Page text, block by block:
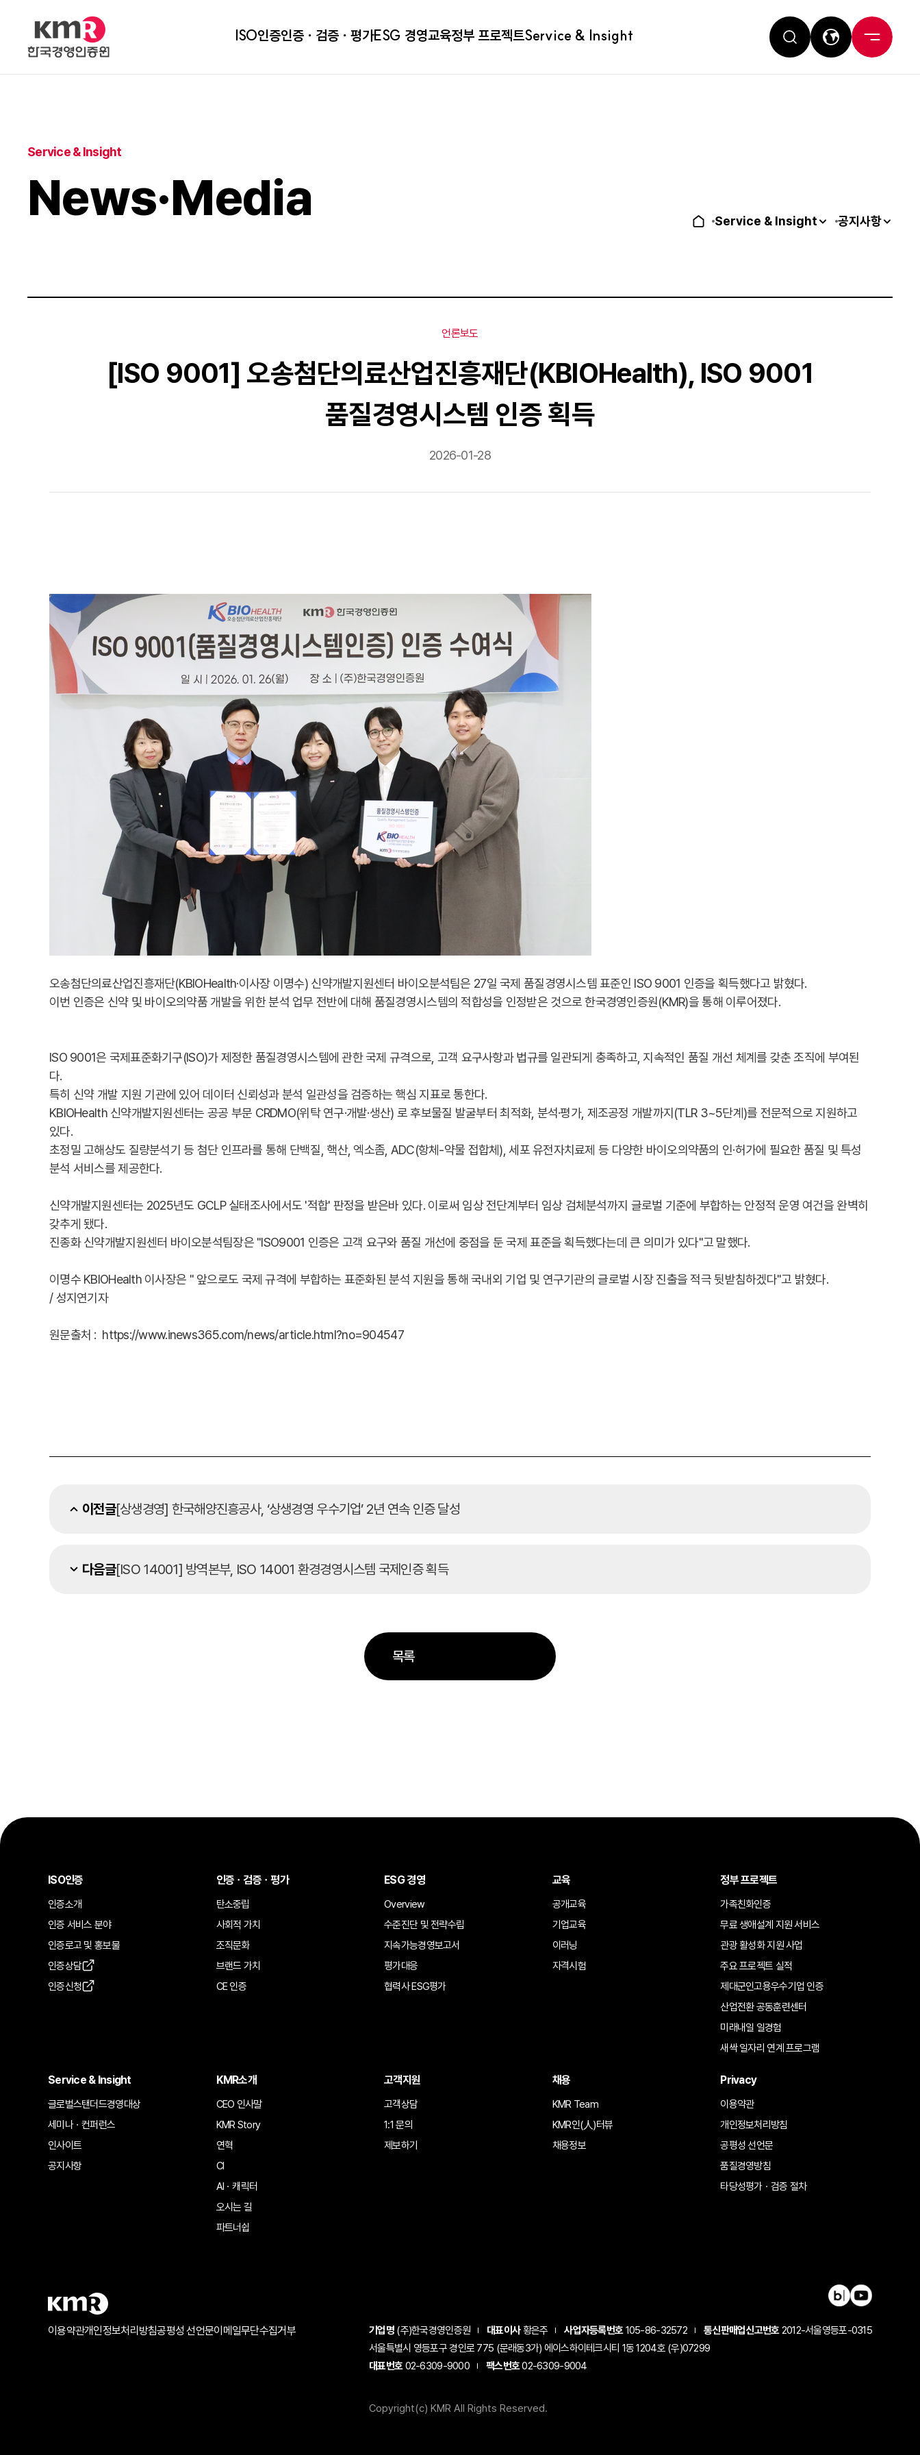
ISO인증인증ㆍ검증ㆍ평가ESG 경영교육정부 프로젝트Service & Insight
Service & Insight
News·Media Service & Insight 공지사항
언론보도
[ISO 9001] 오송첨단의료산업진흥재단(KBIOHealth), ISO 9001
품질경영시스템 인증 획득
2026-01-28
오송첨단의료산업진흥재단(KBIOHealth·이사장 이명수) 신약개발지원센터 바이오분석팀은 27일 국제 품질경영시스템 표준인 ISO 9001 인증을 획득했다고 밝혔다.
이번 인증은 신약 및 바이오의약품 개발을 위한 분석 업무 전반에 대해 품질경영시스템의 적합성을 인정받은 것으로 한국경영인증원(KMR)을 통해 이루어졌다.
ISO 9001은 국제표준화기구(ISO)가 제정한 품질경영시스템에 관한 국제 규격으로, 고객 요구사항과 법규를 일관되게 충족하고, 지속적인 품질 개선 체계를 갖춘 조직에 부여된
다.
특히 신약 개발 지원 기관에 있어 데이터 신뢰성과 분석 일관성을 검증하는 핵심 지표로 통한다.
KBIOHealth 신약개발지원센터는 공공 부문 CRDMO(위탁 연구·개발·생산) 로 후보물질 발굴부터 최적화, 분석·평가, 제조공정 개발까지(TLR 3~5단계)를 전문적으로 지원하고
있다.
초정밀 고해상도 질량분석기 등 첨단 인프라를 통해 단백질, 핵산, 엑소좀, ADC(항체-약물 접합체), 세포 유전자치료제 등 다양한 바이오의약품의 인·허가에 필요한 품질 및 특성
분석 서비스를 제공한다.
신약개발지원센터는 2025년도 GCLP 실태조사에서도 '적합' 판정을 받은바 있다. 이로써 임상 전단계부터 임상 검체분석까지 글로벌 기준에 부합하는 안정적 운영 여건을 완벽히
갖추게 됐다.
진종화 신약개발지원센터 바이오분석팀장은 "ISO9001 인증은 고객 요구와 품질 개선에 중점을 둔 국제 표준을 획득했다는데 큰 의미가 있다"고 말했다.
이명수 KBIOHealth 이사장은 " 앞으로도 국제 규격에 부합하는 표준화된 분석 지원을 통해 국내외 기업 및 연구기관의 글로벌 시장 진출을 적극 뒷받침하겠다"고 밝혔다.
/ 성지연기자
원문출처 : https://www.inews365.com/news/article.html?no=904547
이전글[상생경영] 한국해양진흥공사, ‘상생경영 우수기업’ 2년 연속 인증 달성
다음글[ISO 14001] 방역본부, ISO 14001 환경경영시스템 국제인증 획득
목록
ISO인증
인증소개
인증 서비스 분야
인증로고 및 홍보물
인증상담
인증신청
인증ㆍ검증ㆍ평가
탄소중립
사회적 가치
조직문화
브랜드 가치
CE 인증
ESG 경영
Overview
수준진단 및 전략수립
지속가능경영보고서
평가대응
협력사 ESG평가
교육
공개교육
기업교육
이러닝
자격시험
정부 프로젝트
가족친화인증
무료 생애설계 지원 서비스
관광 활성화 지원 사업
주요 프로젝트 실적
제대군인고용우수기업 인증
산업전환 공동훈련센터
미래내일 일경험
새싹 일자리 연계 프로그램
Service & Insight
글로벌스탠더드경영대상
세미나ㆍ컨퍼런스
인사이트
공지사항
KMR소개
CEO 인사말
KMR Story
연혁
CI
AIㆍ캐릭터
오시는 길
파트너쉽
고객지원
고객상담
1:1 문의
제보하기
채용
KMR Team
KMR인(人)터뷰
채용정보
Privacy
이용약관
개인정보처리방침
공평성 선언문
품질경영방침
타당성평가ㆍ검증 절차
이용약관개인정보처리방침공평성 선언문이메일무단수집거부 기업명 (주)한국경영인증원 대표이사황은주 사업자등록번호105-86-32572 통신판매업신고번호2012-서울영등포-0315
서울특별시 영등포구 경인로 775 (문래동3가) 에이스하이테크시티 1동 1204호 (우)07299
대표번호02-6309-9000 팩스번호02-6309-9004
Copyright(c) KMR All Rights Reserved.